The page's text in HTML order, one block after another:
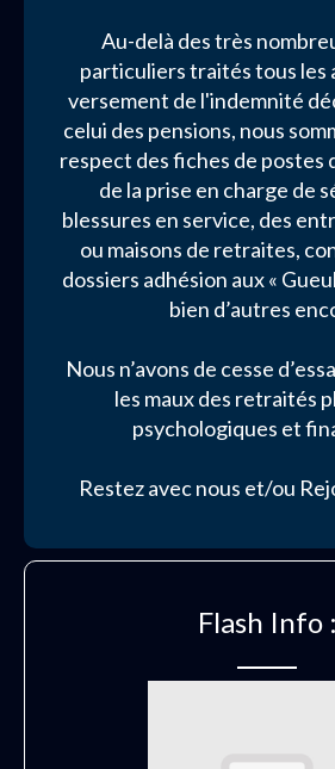
Au-delà des très
particuliers traités tous les
versement de l'indemnité
celui des pensions, nous
respect des fiches de postes
de la prise en charge de
blessures en service, des
ou maisons de retraites,
dossiers adhésion aux «
bien d’autres
Nous n’avons de cesse
les maux des retraités
psychologiques et
Restez avec nous et/ou
Flash Info :